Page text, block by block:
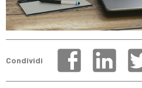
Condividi